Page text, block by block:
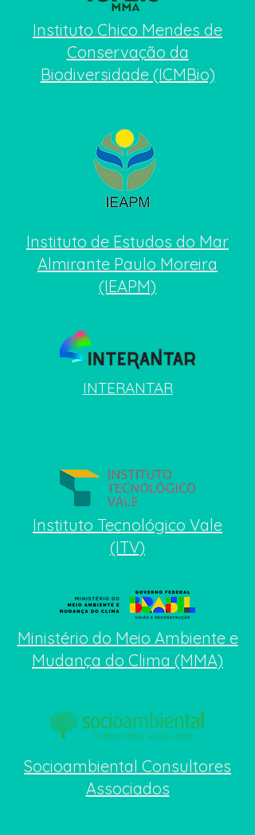
Instituto Chico Mendes de
Conservação da
Biodiversidade (ICMBio)
Instituto de Estudos do Mar
Almirante Paulo Moreira
(IEAPM)
INTERANTAR
Instituto Tecnológico Vale
(ITV)
Ministério do Meio Ambiente e
Mudança do Clima (MMA)
​Socioambiental Consultores
Associados